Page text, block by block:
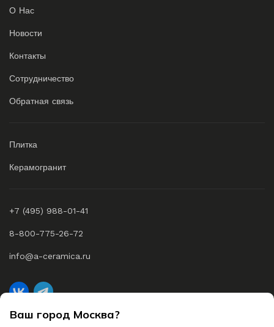
Ваш город Москва?
О Нас
Новости
Контакты
Сотрудничество
Обратная связь
Плитка
Керамогранит
+7 (495) 988-01-41
8-800-775-26-72
info@a-ceramica.ru